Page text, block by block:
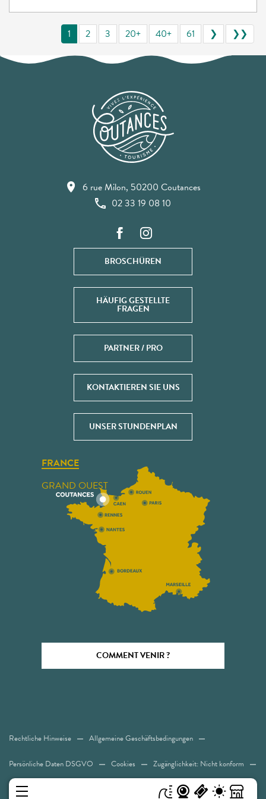
1 2 3 20+ 40+ 61 ❯ ❯❯
6 rue Milon, 50200 Coutances
02 33 19 08 10
BROSCHÜREN
HÄUFIG GESTELLTE
FRAGEN
PARTNER / PRO
KONTAKTIEREN SIE UNS
UNSER STUNDENPLAN
FRANCE
GRAND OUEST
COMMENT VENIR ?
Rechtliche Hinweise Allgemeine Geschäftsbedingungen
Persönliche Daten DSGVO Cookies Zugänglichkeit: Nicht konform
Sitemap